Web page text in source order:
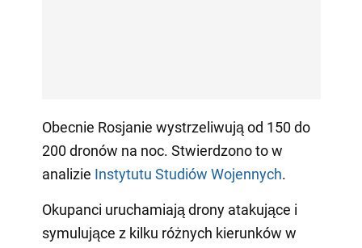
Obecnie Rosjanie wystrzeliwują od 150 do
200 dronów na noc. Stwierdzono to w
analizie Instytutu Studiów Wojennych.
Okupanci uruchamiają drony atakujące i
symulujące z kilku różnych kierunków w